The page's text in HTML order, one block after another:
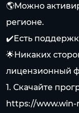
🌎Можно
регионе.
✔️Есть
🌟Никаких
лицензионный
1. Скачайте
https://www.win-